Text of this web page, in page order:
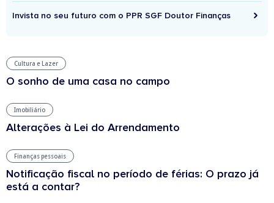
Invista no seu futuro com o PPR SGF Doutor Finanças
Cultura e Lazer
O sonho de uma casa no campo
Imobiliário
Alterações à Lei do Arrendamento
Finanças pessoais
Notificação fiscal no período de férias: O prazo já
está a contar?